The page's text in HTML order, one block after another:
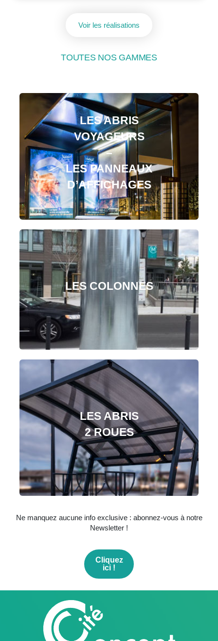
Voir les réalisations
TOUTES NOS GAMMES
LES ABRIS
VOYAGEURS
–
LES PANNEAUX
D’AFFICHAGES
LES COLONNES
LES ABRIS
2 ROUES
Ne manquez aucune info exclusive : abonnez-vous à notre
Newsletter !
Cliquez
ici !